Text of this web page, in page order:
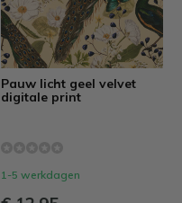
Pauw licht geel velvet
digitale print
1-5 werkdagen